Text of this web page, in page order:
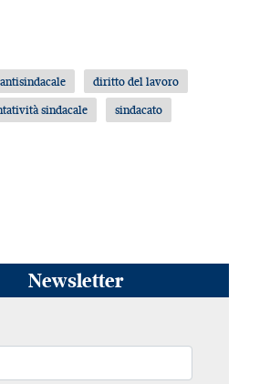
diritto del lavoro
sindacale
sindacato
Newsletter